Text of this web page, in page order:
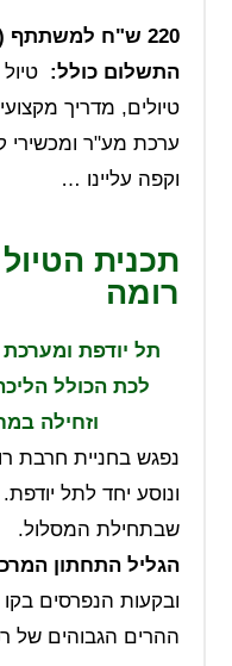
220 ש"ח למשתתף (5% הנחה ללקוחות חוזרים)
התשלום כולל:
טיולים, מדריך
ערכת מע"ר ומכשירי
וקפה עליינו …
תכנית
רומה
תל יודפת
לכת הכולל
וזחילה
נפגש בחניית חרבת
ונוסע יחד לתל
שבתחילת המסלול.
הגליל התחתון
ובקעות הנפרסים בקו
ההרים הגבוהים של